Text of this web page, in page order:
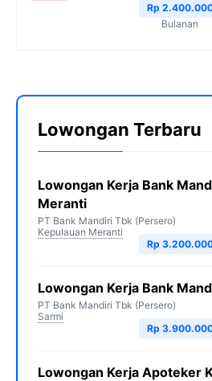
Rp
Bulanan
Lowongan Terbaru
Lowongan Kerja Bank
Meranti
PT Bank Mandiri Tbk (Persero)
Kepulauan Meranti
Rp
Lowongan Kerja Bank
PT Bank Mandiri Tbk (Persero)
Sarmi
Rp
Lowongan Kerja Apoteker